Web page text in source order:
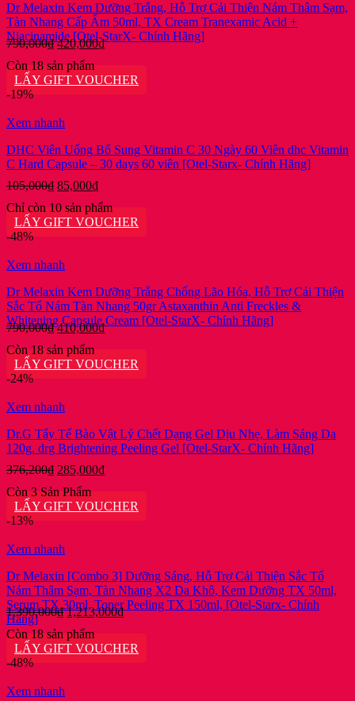
Dr Melaxin Kem Dưỡng Trắng, Hỗ Trợ Cải Thiện Nám Thâm Sạm,
Tàn Nhang Cấp Ẩm 50ml, TX Cream Tranexamic Acid +
Niacinamide [Otel-StarX- Chính Hãng]
790,000₫Giá
là:
790,000₫.
420,000₫Giá
là:
Còn 18 sản phẩm
LẤY GIFT VOUCHER
-19%
Xem nhanh
DHC Viên Uống Bổ Sung Vitamin C 30 Ngày 60 Viên dhc Vitamin
C Hard Capsule – 30 days 60 viên [Otel-Starx- Chính Hãng]
105,000₫ Giá
là:
105,000₫.
85,000₫Giá
hiện
tại
là:
Chỉ còn 10 sản phẩm
LẤY GIFT VOUCHER
-48%
Xem nhanh
Dr Melaxin Kem Dưỡng Trắng Chống Lão Hóa, Hỗ Trợ Cải Thiện
Sắc Tố Nám Tàn Nhang 50gr Astaxanthin Anti Freckles &
Whitening Capsule Cream [Otel-StarX- Chính Hãng]
790,000₫Giá
là:
790,000₫.
410,000₫Giá
là:
Còn 18 sản phẩm
LẤY GIFT VOUCHER
-24%
Xem nhanh
Dr.G Tẩy Tế Bào Vật Lý Chết Dạng Gel Dịu Nhẹ, Làm Sáng Da
120g. drg Brightening Peeling Gel [Otel-StarX- Chính Hãng]
376,200₫ Giá
là:
376,200₫.
285,000₫Giá
là:
Còn 3 Sản Phẩm
LẤY GIFT VOUCHER
-13%
Xem nhanh
Dr Melaxin [Combo 3] Dưỡng Sáng, Hỗ Trợ Cải Thiện Sắc Tố
Nám Thâm Sạm, Tàn Nhang X2 Da Khô, Kem Dưỡng TX 50ml,
Serum TX 30ml, Toner Peeling TX 150ml, [Otel-Starx- Chính
Hãng]
1,390,000₫Giá
gốc
là:
1,390,000₫.
1,213,000₫Giá
là:
Còn 18 sản phẩm
LẤY GIFT VOUCHER
-48%
Xem nhanh